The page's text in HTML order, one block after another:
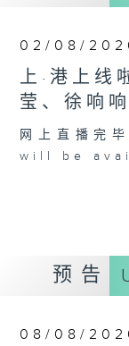
02/08/
上·港上线
莹、徐响响
网上直播完
will be
预告
08/08/